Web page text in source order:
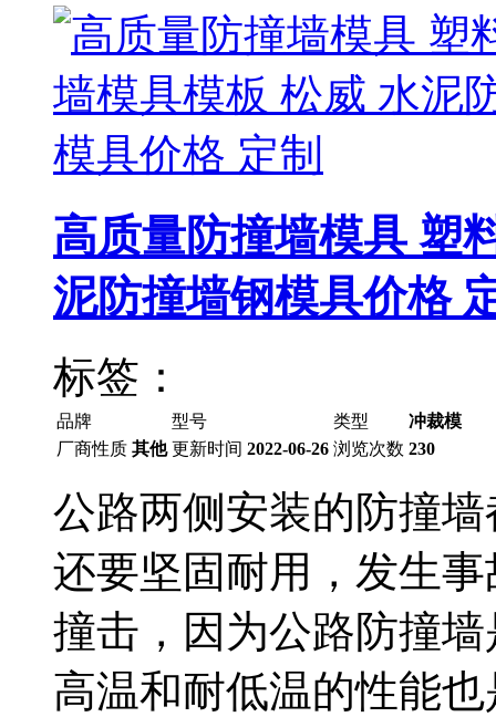
高质量防撞墙模具 塑
泥防撞墙钢模具价格
标签：
品牌 型号 类型
冲裁模
厂商性质 其他 更新时间 2022-06-26 浏览次数 230
公路两侧安装的防撞
还要坚固耐用，发生
撞击，因为公路防撞
高温和耐低温的性能